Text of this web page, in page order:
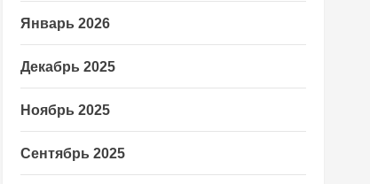
Январь 2026
Декабрь 2025
Ноябрь 2025
Сентябрь 2025